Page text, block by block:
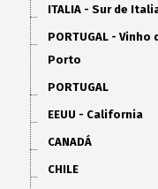
ITALIA - Sur de
PORTUGAL - Vinho
Porto
PORTUGAL
EEUU - California
CANADÁ
CHILE